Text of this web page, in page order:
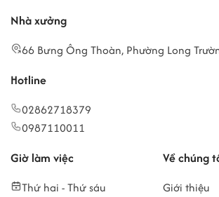
Nhà xưởng
66 Bưng Ông Thoàn, Phường Long
Hotline
02862718379
0987110011
Giờ làm việc
Thứ hai - Thứ sáu
Về chúng
Giới thiệu